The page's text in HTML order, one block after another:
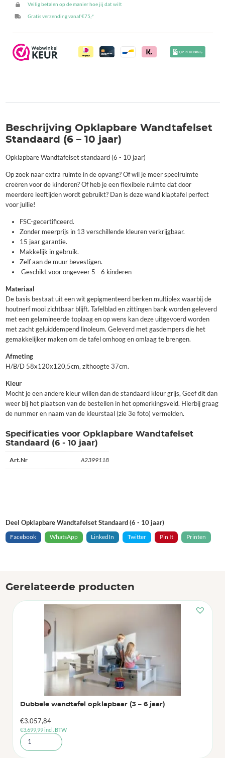
aantalVeilig betalen op de manier hoe jij dat wilt
Gratis verzending vanaf €75,-*
Beschrijving Opklapbare Wandtafelset
Standaard (6 – 10 jaar)
Opklapbare Wandtafelset standaard (6 - 10 jaar)
Op zoek naar extra ruimte in de opvang? Of wil je meer speelruimte
creëren voor de kinderen? Of heb je een flexibele ruimte dat door
meerdere leeftijden wordt gebruikt? Dan is deze wand klaptafel perfect
voor jullie!
FSC-gecertificeerd.
Zonder meerprijs in 13 verschillende kleuren verkrijgbaar.
15 jaar garantie.
Makkelijk in gebruik.
Zelf aan de muur bevestigen.
Geschikt voor ongeveer 5 - 6 kinderen
Materiaal
De basis bestaat uit een wit gepigmenteerd berken multiplex waarbij de
houtnerf mooi zichtbaar blijft. Tafelblad en zittingen bank worden geleverd
met een gelamineerde toplaag en op wens kan deze uitgevoerd worden
met zacht geluiddempend linoleum. Geleverd met gasdempers die het
gemakkelijker maken om de tafel omhoog en omlaag te brengen.
Afmeting
H/B/D 58x120x120,5cm, zithoogte 37cm.
Kleur
Mocht je een andere kleur willen dan de standaard kleur grijs, Geef dit dan
weer bij het plaatsen van de bestellen in het opmerkingsveld. Hierbij graag
de nummer en naam van de kleurstaal (zie 3e foto) vermelden.
Specificaties voor Opklapbare Wandtafelset
Standaard (6 - 10 jaar)
Art.Nr A2399118
Deel Opklapbare Wandtafelset Standaard (6 - 10 jaar)
Facebook
WhatsApp LinkedIn Twitter Pin It Printen
Gerelateerde producten
Dubbele wandtafel opklapbaar (3 – 6 jaar)
€3.057,84
€3.699,99incl. BTW